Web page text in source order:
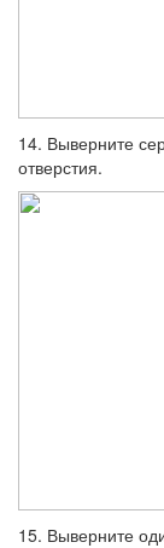
14. Выверните
отверстия.
15. Выверните